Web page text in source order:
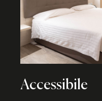
Accessibile